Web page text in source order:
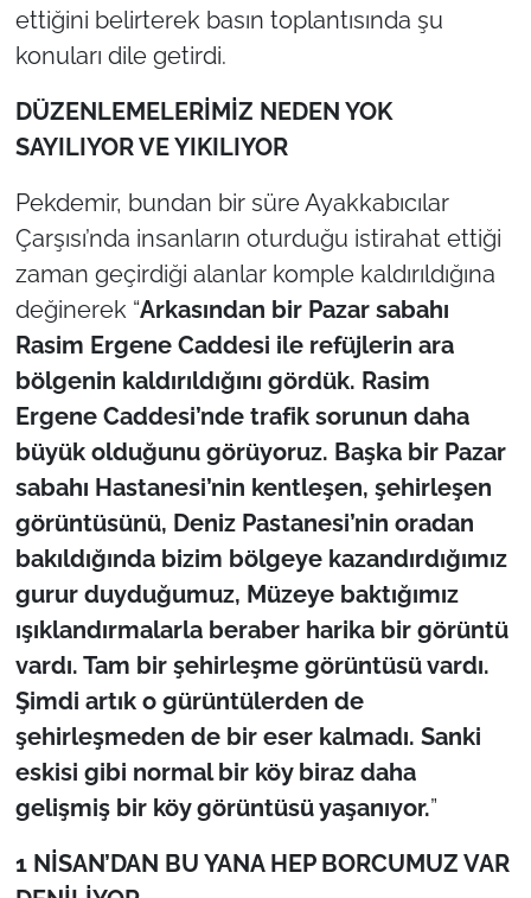
ettiğini belirterek basın toplantısında şu
konuları dile getirdi.
DÜZENLEMELERİMİZ NEDEN YOK
SAYILIYOR VE YIKILIYOR
Pekdemir, bundan bir süre Ayakkabıcılar
Çarşısı’nda insanların oturduğu istirahat ettiği
zaman geçirdiği alanlar komple kaldırıldığına
değinerek “Arkasından bir Pazar sabahı
Rasim Ergene Caddesi ile refüjlerin ara
bölgenin kaldırıldığını gördük. Rasim
Ergene Caddesi’nde trafik sorunun daha
büyük olduğunu görüyoruz. Başka bir Pazar
sabahı Hastanesi’nin kentleşen, şehirleşen
görüntüsünü, Deniz Pastanesi’nin oradan
bakıldığında bizim bölgeye kazandırdığımız
gurur duyduğumuz, Müzeye baktığımız
ışıklandırmalarla beraber harika bir görüntü
vardı. Tam bir şehirleşme görüntüsü vardı.
Şimdi artık o gürüntülerden de
şehirleşmeden de bir eser kalmadı. Sanki
eskisi gibi normal bir köy biraz daha
gelişmiş bir köy görüntüsü yaşanıyor.”
1 NİSAN’DAN BU YANA HEP BORCUMUZ VAR
Güvenlik
Politika
Flaş Haber
Dış Haberler
İş Dünyası
Bilim Teknoloji
English News
Canlı Maç
Finans
Genel-A
Gündem-Eğitim